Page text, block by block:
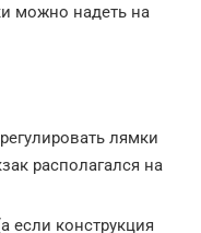
можно надеть на
лямки
располагался на
если конструкция